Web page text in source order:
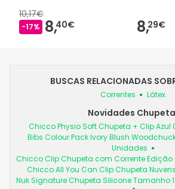
10,17€
-17% 8,40€ 8,29€
BUSCAS RELACIONADAS
Correntes Látex
Novidades
Chicco Physio Soft Chupeta + Clip Azul
Bibs Colour Pack Ivory Blush
Unidades
Chicco Clip Chupeta com Corrente Edição
Chicco All You Can Clip Chupeta
Nuk Signature Chupeta Silicone Tamanho